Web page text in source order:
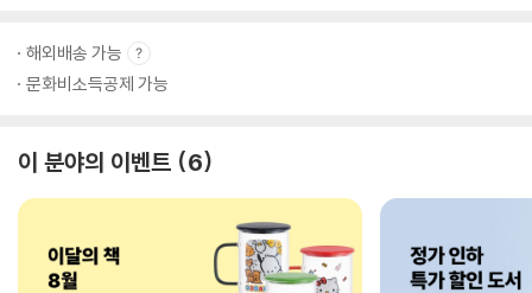
해외배송 가능
문화비소득공제 가능
이 분야의 이벤트 6